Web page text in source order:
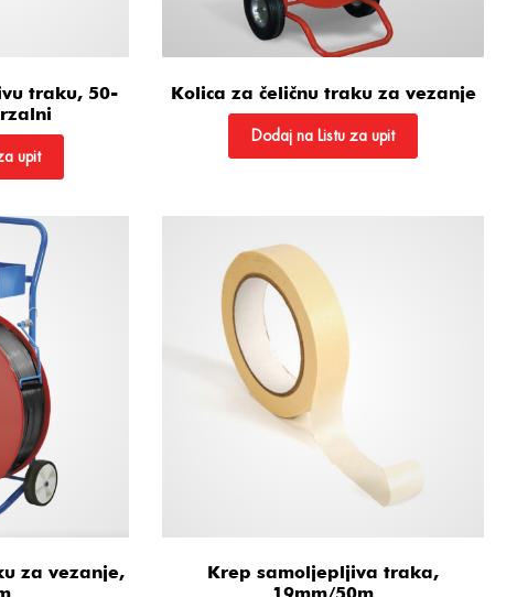
traku, 50-
upit
Kolica za čeličnu traku za vezanje
Dodaj na Listu za upit
za vezanje,
Krep samoljepljiva traka,